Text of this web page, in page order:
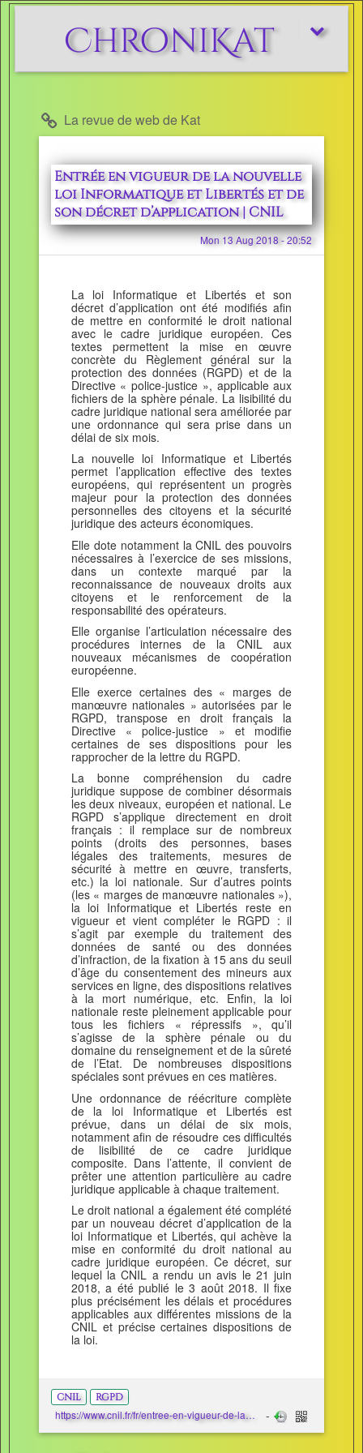
Afficher/
ChroniKat
La revue de web de Kat
Entrée en vigueur de la nouvelle
loi Informatique et Libertés et de
son décret d’application | CNIL
Mon 13 Aug 2018 - 20:52
La loi Informatique et Libertés et son
décret d’application ont été modifiés afin
de mettre en conformité le droit national
avec le cadre juridique européen. Ces
textes permettent la mise en œuvre
concrète du Règlement général sur la
protection des données (RGPD) et de la
Directive « police-justice », applicable aux
fichiers de la sphère pénale. La lisibilité du
cadre juridique national sera améliorée par
une ordonnance qui sera prise dans un
délai de six mois.
La nouvelle loi Informatique et Libertés
permet l’application effective des textes
européens, qui représentent un progrès
majeur pour la protection des données
personnelles des citoyens et la sécurité
juridique des acteurs économiques.
Elle dote notamment la CNIL des pouvoirs
nécessaires à l’exercice de ses missions,
dans un contexte marqué par la
reconnaissance de nouveaux droits aux
citoyens et le renforcement de la
responsabilité des opérateurs.
Elle organise l’articulation nécessaire des
procédures internes de la CNIL aux
nouveaux mécanismes de coopération
européenne.
Elle exerce certaines des « marges de
manœuvre nationales » autorisées par le
RGPD, transpose en droit français la
Directive « police-justice » et modifie
certaines de ses dispositions pour les
rapprocher de la lettre du RGPD.
La bonne compréhension du cadre
juridique suppose de combiner désormais
les deux niveaux, européen et national. Le
RGPD s’applique directement en droit
français : il remplace sur de nombreux
points (droits des personnes, bases
légales des traitements, mesures de
sécurité à mettre en œuvre, transferts,
etc.) la loi nationale. Sur d’autres points
(les « marges de manœuvre nationales »),
la loi Informatique et Libertés reste en
vigueur et vient compléter le RGPD : il
s’agit par exemple du traitement des
données de santé ou des données
d’infraction, de la fixation à 15 ans du seuil
d’âge du consentement des mineurs aux
services en ligne, des dispositions relatives
à la mort numérique, etc. Enfin, la loi
nationale reste pleinement applicable pour
tous les fichiers « répressifs », qu’il
s’agisse de la sphère pénale ou du
domaine du renseignement et de la sûreté
de l’Etat. De nombreuses dispositions
spéciales sont prévues en ces matières.
Une ordonnance de réécriture complète
de la loi Informatique et Libertés est
prévue, dans un délai de six mois,
notamment afin de résoudre ces difficultés
de lisibilité de ce cadre juridique
composite. Dans l’attente, il convient de
prêter une attention particulière au cadre
juridique applicable à chaque traitement.
Le droit national a également été complété
par un nouveau décret d’application de la
loi Informatique et Libertés, qui achève la
mise en conformité du droit national au
cadre juridique européen. Ce décret, sur
lequel la CNIL a rendu un avis le 21 juin
2018, a été publié le 3 août 2018. Il fixe
plus précisément les délais et procédures
applicables aux différentes missions de la
CNIL et précise certaines dispositions de
la loi.
CNIL RGPD
https://www.cnil.fr/fr/entree-en-vigueur-de-la-nouvelle-loi-informatique-et-libertes-et-de-son-decret-dapplication